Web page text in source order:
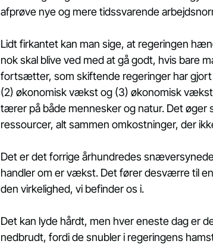
afprøve nye og mere tidssvarende
Lidt firkantet kan man sige, at regeringen
nok skal blive ved med at gå godt, hvis bare
fortsætter, som skiftende regeringer har gjort
(2) økonomisk vækst og (3) økonomisk
tærer på både mennesker og natur. Det øger
ressourcer, alt sammen omkostninger, der
Det er det forrige århundredes
handler om er vækst. Det fører desværre til
den virkelighed, vi befinder os i.
Det kan lyde hårdt, men hver eneste dag er
nedbrudt, fordi de snubler i regeringens